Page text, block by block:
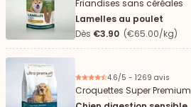
Friandises sans céréales
Lamelles au poulet
Dès €3.90 (€65.00/kg)
4.6/5 - 1269 avis
Croquettes Super Premium